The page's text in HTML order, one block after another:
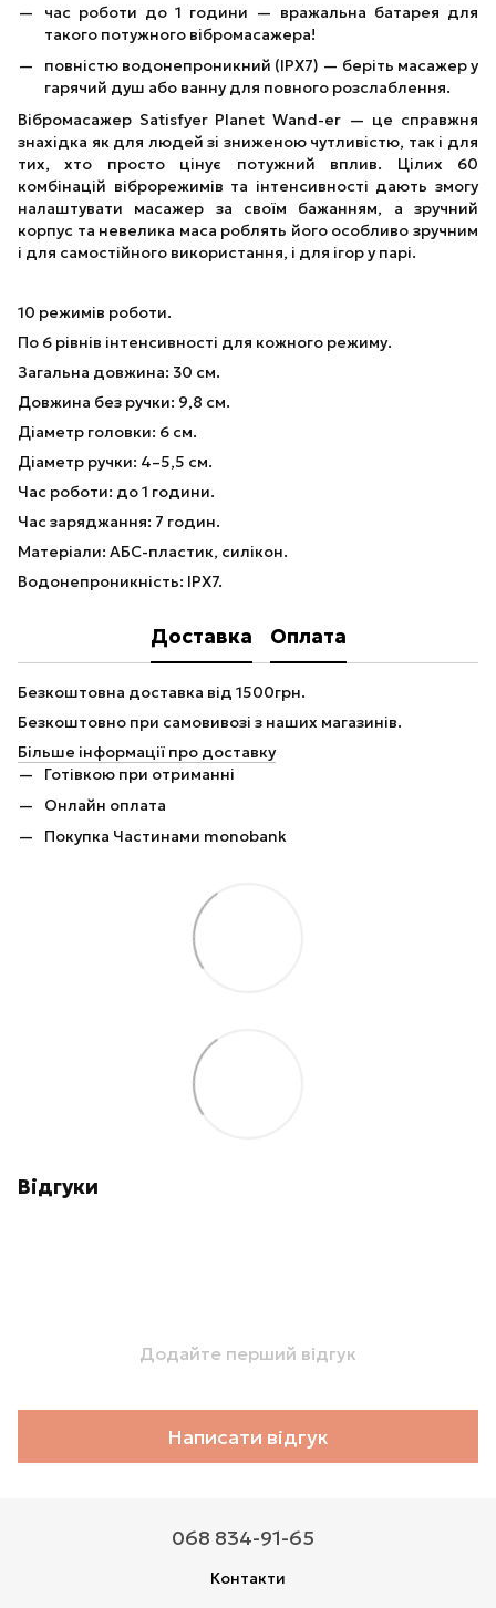
час роботи до 1 години — вражальна батарея для
такого потужного вібромасажера!
повністю водонепроникний (IPX7) — беріть масажер у
гарячий душ або ванну для повного розслаблення.
Вібромасажер Satisfyer Planet Wand-er — це справжня
знахідка як для людей зі зниженою чутливістю, так і для
тих, хто просто цінує потужний вплив. Цілих 60
комбінацій віброрежимів та інтенсивності дають змогу
налаштувати масажер за своїм бажанням, а зручний
корпус та невелика маса роблять його особливо зручним
і для самостійного використання, і для ігор у парі.
10 режимів роботи.
По 6 рівнів інтенсивності для кожного режиму.
Загальна довжина: 30 см.
Довжина без ручки: 9,8 см.
Діаметр головки: 6 см.
Діаметр ручки: 4–5,5 см.
Час роботи: до 1 години.
Час заряджання: 7 годин.
Матеріали: АБС-пластик, силікон.
Водонепроникність: IPX7.
Доставка Оплата
Безкоштовна доставка від 1500грн.
Безкоштовно при самовивозі з наших магазинів.
Більше інформації про доставку
Готівкою при отриманні
Онлайн оплата
Покупка Частинами monobank
Відгуки
Додайте перший відгук
Написати відгук
068 834-91-65
Контакти